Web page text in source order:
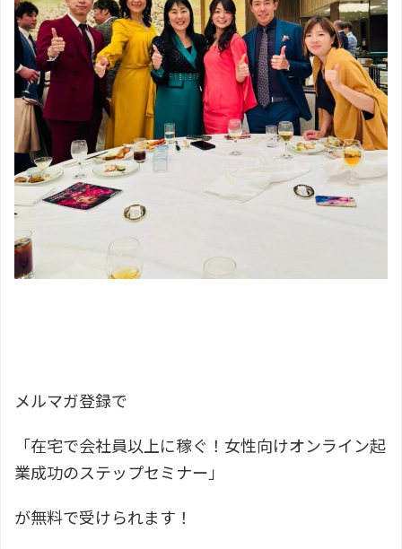
メルマガ登録で
「在宅で会社員以上に稼ぐ！女性向けオンライン起
業成功のステップセミナー」
が無料で受けられます！